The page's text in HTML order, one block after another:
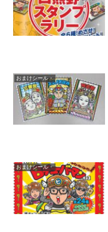
おまけシール・
おまけシール・